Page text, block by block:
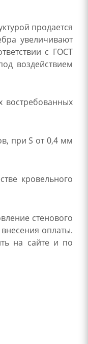
продается
увеличивают
с ГОСТ
воздействием
при S от 0,4 мм
кровельного
стенового
оплаты.
на сайте и по